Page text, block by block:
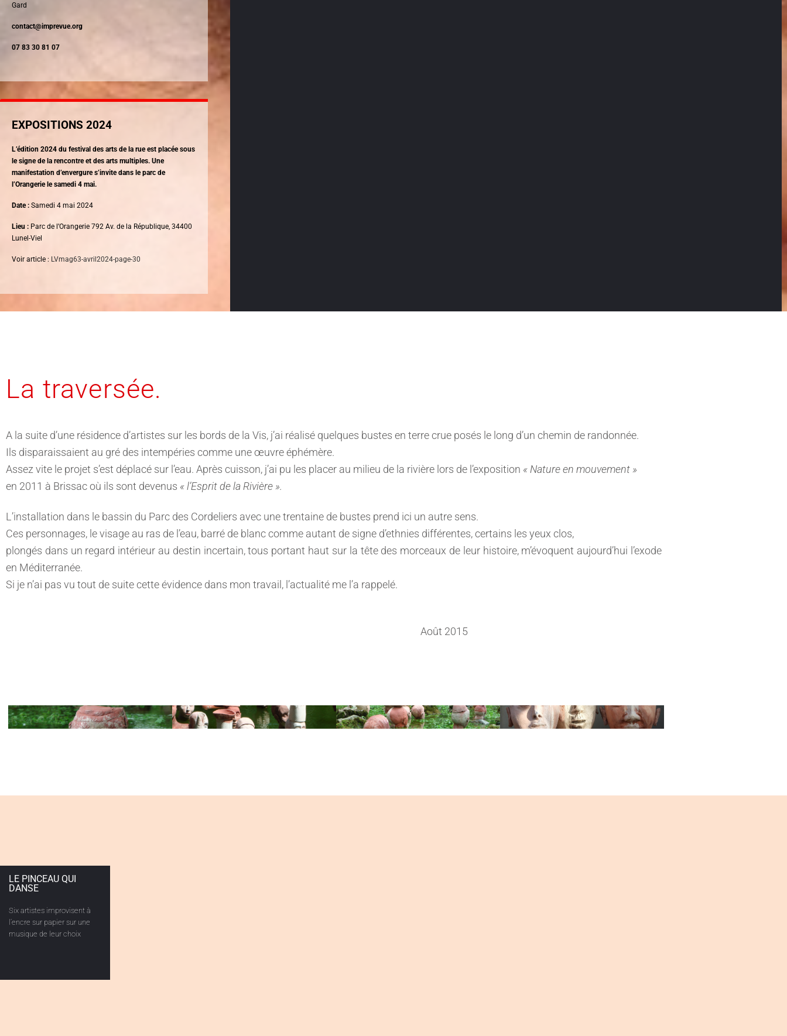
Gard
contact@imprevue.org
07 83 30 81 07
EXPOSITIONS 2024
L’édition 2024 du festival des arts de la rue est placée sous
le signe de la rencontre et des arts multiples. Une
manifestation d’envergure s’invite dans le parc de
l’Orangerie le samedi 4 mai.
Date : Samedi 4 mai 2024
Lieu : Parc de l’Orangerie 792 Av. de la République, 34400
Lunel-Viel
Voir article : LVmag63-avril2024-page-30
La traversée.
A la suite d’une résidence d’artistes sur les bords de la Vis, j’ai réalisé quelques bustes en terre crue posés le long d’un chemin de randonnée.
Ils disparaissaient au gré des intempéries comme une œuvre éphémère.
Assez vite le projet s’est déplacé sur l’eau. Après cuisson, j’ai pu les placer au milieu de la rivière lors de l’exposition « Nature en mouvement »
en 2011 à Brissac où ils sont devenus « l’Esprit de la Rivière ».
L’installation dans le bassin du Parc des Cordeliers avec une trentaine de bustes prend ici un autre sens.
Ces personnages, le visage au ras de l’eau, barré de blanc comme autant de signe d’ethnies différentes, certains les yeux clos,
plongés dans un regard intérieur au destin incertain, tous portant haut sur la tête des morceaux de leur histoire, m’évoquent aujourd’hui l’exode
en Méditerranée.
Si je n’ai pas vu tout de suite cette évidence dans mon travail, l’actualité me l’a rappelé.
Août 2015
LE PINCEAU QUI
DANSE
Six artistes improvisent à
l’encre sur papier sur une
musique de leur choix